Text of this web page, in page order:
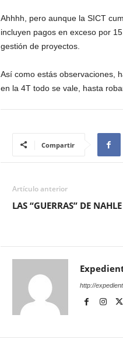
Ahhhh, pero aunque la SICT
incluyen pagos en exceso por
gestión de proyectos.
Así como estás observaciones,
en la 4T todo se vale, hasta
Compartir
Artículo anterior
LAS “GUERRAS” DE NAHLE
http://